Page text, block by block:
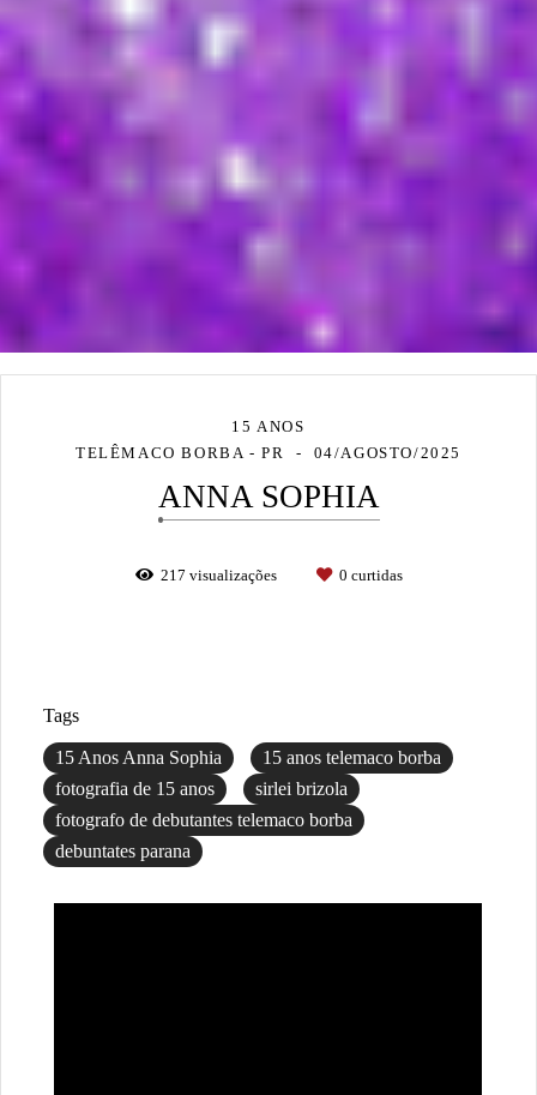
15 ANOS
TELÊMACO BORBA - PR
04/AGOSTO/2025
ANNA SOPHIA
217 visualizações 0 curtidas
Tags
15 Anos Anna Sophia
15 anos telemaco borba
fotografia de 15 anos
sirlei brizola
fotografo de debutantes telemaco borba
debuntates parana